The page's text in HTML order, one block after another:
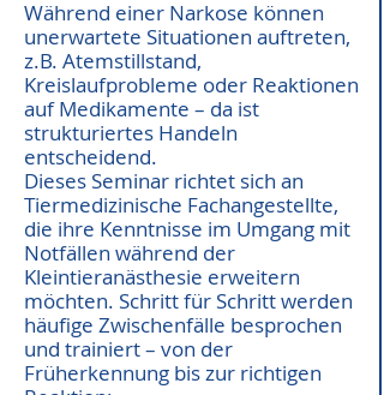
Während einer Narkose können
unerwartete Situationen auftreten,
z.B. Atemstillstand,
Kreislaufprobleme oder Reaktionen
auf Medikamente – da ist
strukturiertes Handeln
entscheidend.
Dieses Seminar richtet sich an
Tiermedizinische Fachangestellte,
die ihre Kenntnisse im Umgang mit
Notfällen während der
Kleintieranästhesie erweitern
möchten. Schritt für Schritt werden
häufige Zwischenfälle besprochen
und trainiert – von der
Früherkennung bis zur richtigen